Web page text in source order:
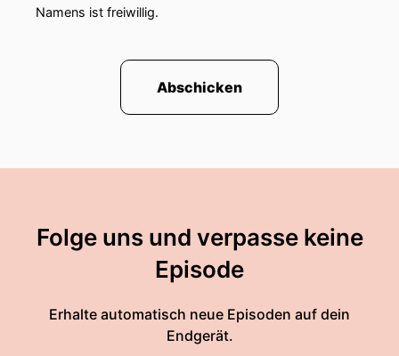
Namens ist freiwillig.
Abschicken
Folge uns und verpasse keine
Episode
Erhalte automatisch neue Episoden auf dein
Endgerät.